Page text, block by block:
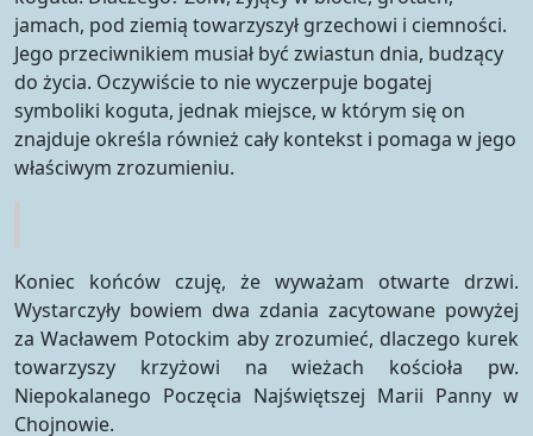
jamach, pod ziemią towarzyszył grzechowi i ciemności.
Jego przeciwnikiem musiał być zwiastun dnia, budzący
do życia. Oczywiście to nie wyczerpuje bogatej
symboliki koguta, jednak miejsce, w którym się on
znajduje określa również cały kontekst i pomaga w jego
właściwym zrozumieniu.
Koniec końców czuję, że wyważam otwarte drzwi.
Wystarczyły bowiem dwa zdania zacytowane powyżej
za Wacławem Potockim aby zrozumieć, dlaczego kurek
towarzyszy krzyżowi na wieżach kościoła pw.
Niepokalanego Poczęcia Najświętszej Marii Panny w
Chojnowie.